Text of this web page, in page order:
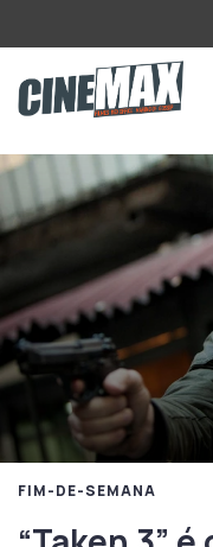
Saltar para o conteúdo
FIM-DE-SEMANA